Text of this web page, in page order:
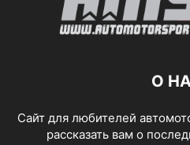
О
Сайт для любителей
рассказать вам о